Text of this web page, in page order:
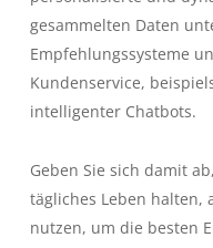
gesammelten Daten
Empfehlungssysteme
Kundenservice,
intelligenter Chatbots.
Geben Sie sich damit
tägliches Leben halten,
nutzen, um die besten